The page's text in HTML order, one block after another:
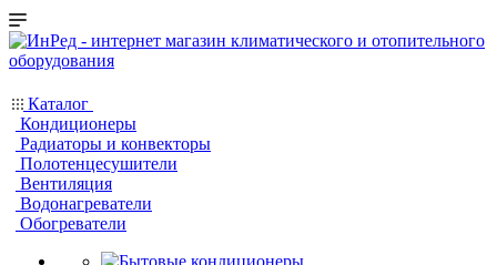
Каталог
Кондиционеры
Радиаторы и конвекторы
Полотенцесушители
Вентиляция
Водонагреватели
Обогреватели